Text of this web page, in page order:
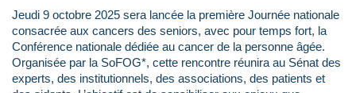
Jeudi 9 octobre 2025 sera lancée la première Journée nationale
consacrée aux cancers des seniors, avec pour temps fort, la
Conférence nationale dédiée au cancer de la personne âgée.
Organisée par la SoFOG*, cette rencontre réunira au Sénat des
experts, des institutionnels, des associations, des patients et